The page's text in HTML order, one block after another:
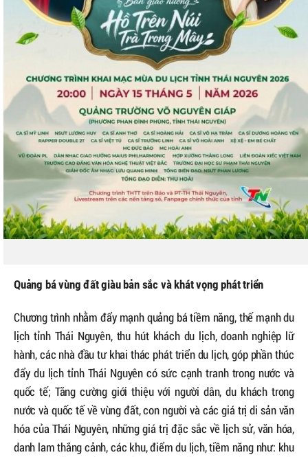
Quảng bá vùng đất giàu bản sắc và khát vọng phát triển
Chương trình nhằm đẩy mạnh quảng bá tiềm năng, thế mạnh du
lịch tỉnh Thái Nguyên, thu hút khách du lịch, doanh nghiệp lữ
hành, các nhà đầu tư khai thác phát triển du lịch, góp phần thúc
đẩy du lịch tỉnh Thái Nguyên có sức cạnh tranh trong nước và
quốc tế; Tăng cường giới thiệu với người dân, du khách trong
nước và quốc tế về vùng đất, con người và các giá trị di sản văn
hóa của Thái Nguyên, những giá trị đặc sắc về lịch sử, văn hóa,
danh lam thắng cảnh, các khu, điểm du lịch, tiềm năng như: khu